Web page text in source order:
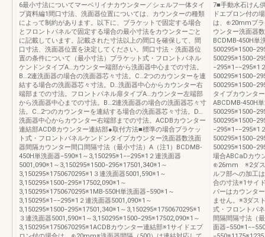
6最小寸法についてマーベリイナカウンター／シェルフ一体タイ
プ資料編1間口寸法、洗面器位置については、カウンターの種類
によって制約があります。以下に、ブラケットで固定する場合
とフロントパネルで固定する場合の最小寸法をカウンターごと
に記載しています。記載された寸法以上の間口を確保して、間
口寸法、洗面器位置を決定してください。間口寸法・洗面器位
置の条件について（最小寸法）ブラケット式・フロントパネル
ケンドンタイプA…カウンター端部から洗面器中心までの寸法。
B…2連洗面器の場合の洗面器芯々寸法。C…2つのカウンターを連
結する場合の洗面器芯々寸法。D…洗面器中心からカウンター右
端部までの寸法。フロントパネル扉タイプA…カウンター左端部
から洗面器中心までの寸法。B…2連洗面器の場合の洗面器芯々寸
法。C…2つのカウンターを連結する場合の洗面器芯々寸法。D…
洗面器中心からカウンター右端部までの寸法。ACDBカウンター
連結部ACDBカウンター連結部●取付方法■標準の場合ブラケッ
ト式・フロントパネルケンドンタイプカウンター洗面器数洗面
器間隔カウンター間口間隔寸法（最小寸法）A（注1）BCDMB-
450H単洗面器−590※1～3,150295※1−−295※1２連洗面器
5001,090※1～3,150295※1500−295※17501,340※1～
3,150295※1750670295※1３連洗面器5001,590※1～
3,150295※1500−295※17502,090※1～
3,150295※1750670295※1MB-550H単洗面器−590※1～
3,150295※1−−295※1２連洗面器5001,090※1～
3,150295※1500−295※17501,340※1～3,150295※1750670295※1
３連洗面器5001,590※1～3,150295※1500−295※17502,090※1～
3,150295※1750670295※1ACDBカウンター連結部※1サイドエプ
7■手動水石けん
ドエプロン付の
は、⊕20mmブラ
ウンター洗面器
BCDMB-450H単
−295※1−−295※1
タイプカウンタ
ABCDMB-450H
−295※1−−295※1
場合ABCaDカウ
⊕26mm ※2ダス
ルフ部への加工
合の寸法※1サイ
バーはカウンタ
ません。※3ダス
式・フロントパ
間隔間隔寸法（
面器